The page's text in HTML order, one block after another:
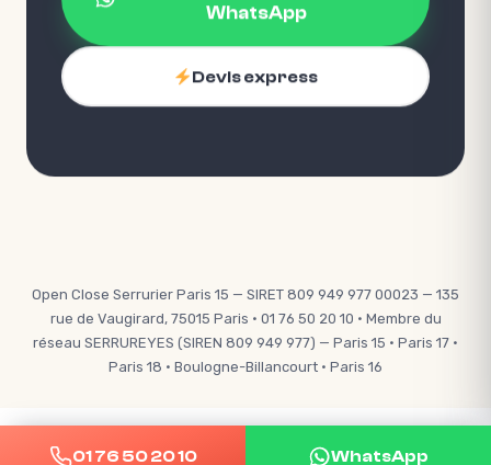
WhatsApp
Devis express
Open Close Serrurier Paris 15 — SIRET 809 949 977 00023 — 135
rue de Vaugirard, 75015 Paris · 01 76 50 20 10 · Membre du
réseau SERRUREYES (SIREN 809 949 977) — Paris 15 · Paris 17 ·
Paris 18 · Boulogne-Billancourt · Paris 16
01 76 50 20 10 WhatsApp